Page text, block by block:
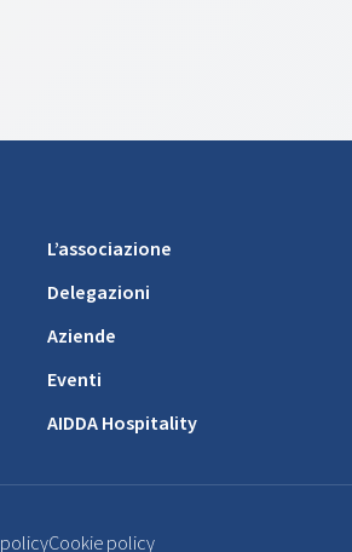
L’associazione
Delegazioni
Aziende
Eventi
AIDDA Hospitality
Cookie policy